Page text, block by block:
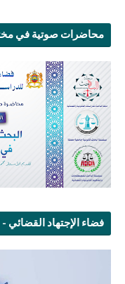
محاضرات صوتية في
فضاء الإجتهاد القضائي - اكثر 25 ألف